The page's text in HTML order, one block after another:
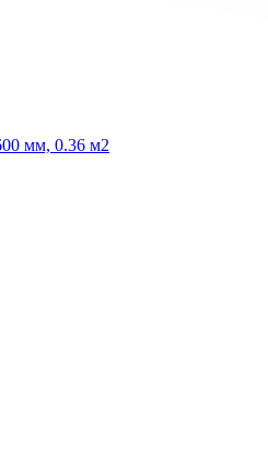
мм, 0.36 м2